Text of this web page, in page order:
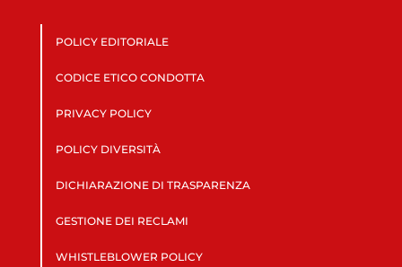
POLICY EDITORIALE
CODICE ETICO CONDOTTA
PRIVACY POLICY
POLICY DIVERSITÀ
DICHIARAZIONE DI TRASPARENZA
GESTIONE DEI RECLAMI
WHISTLEBLOWER POLICY